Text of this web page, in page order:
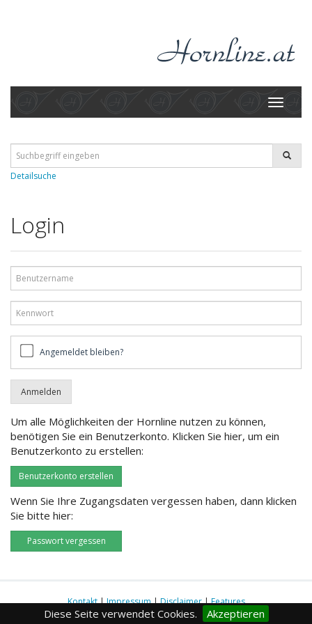
Diese Seite verwendet Cookies. Akzeptieren
Toggle
Detailsuche
Login
bleiben?Angemeldet bleiben?
Um alle Möglichkeiten der Hornline nutzen zu können,
benötigen Sie ein Benutzerkonto. Klicken Sie hier, um ein
Benutzerkonto zu erstellen:
Benutzerkonto erstellen
Wenn Sie Ihre Zugangsdaten vergessen haben, dann klicken
Sie bitte hier:
Passwort vergessen
Kontakt|Impressum|Disclaimer|Features